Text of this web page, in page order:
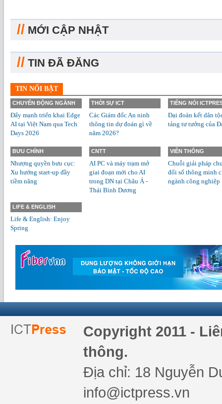
// MỚI CẬP NHẬT
// TIN ĐÃ ĐĂNG
TIN NỔI BẬT
CHUYỂN ĐỘNG NGÀNH
Đẩy mạnh triển khai Edge
AI tại Việt Nam qua Tech
Days 2026
THỜI SỰ ICT
Các Giám đốc An ninh
thông tin dự đoán gì về
năm 2026?
TIẾNG NÓI
Đại đoàn kết dân
tảng tư tưởng của
BƯU CHÍNH
Nhượng quyền bưu cục:
Xu hướng start-up đầy
tiềm năng
CNTT
AI PC và máy trạm mở
giai đoạn mới cho AI
trong DN tại Châu Á -
Thái Bình Dương
VIỄN THÔNG
Chuỗi giải pháp
đổi số thông minh
ngành công nghiệp
LIFE & ENGLISH
Life & English: Enjoy
Spring
Copyright 2011 -
thông.
Địa chỉ: 18 Nguyễn
info@ictpress.vn